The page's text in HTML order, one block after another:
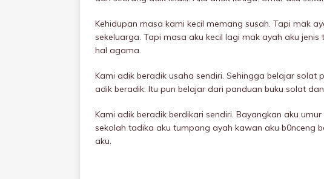
Kehidupan masa kami kecil memang susah. Tapi mak
sekeluarga. Tapi masa aku kecil lagi mak ayah aku
hal agama.
Kami adik beradik usaha sendiri. Sehingga belajar solat
adik beradik. Itu pun belajar dari panduan buku solat
Kami adik beradik berdikari sendiri. Bayangkan aku
sekolah tadika aku tumpang ayah kawan aku b0nceng
aku.